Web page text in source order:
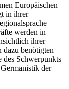
Europäischen
in ihrer
werden in
ihrer
dazu benötigten
des Schwerpunkts
der